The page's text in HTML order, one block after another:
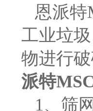
恩派特
工业垃
物进行
派特
1、筛